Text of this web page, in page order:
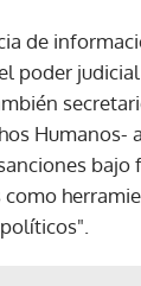
de
poder
Humanos-
bajo